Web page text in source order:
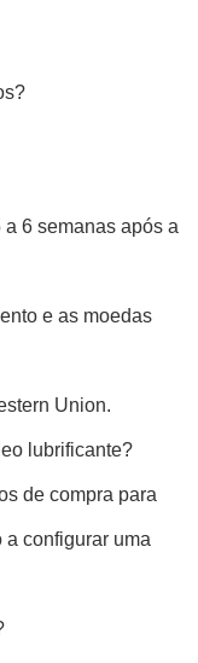
6 semanas após a
e as moedas
Union.
lubrificante?
de compra para
configurar uma